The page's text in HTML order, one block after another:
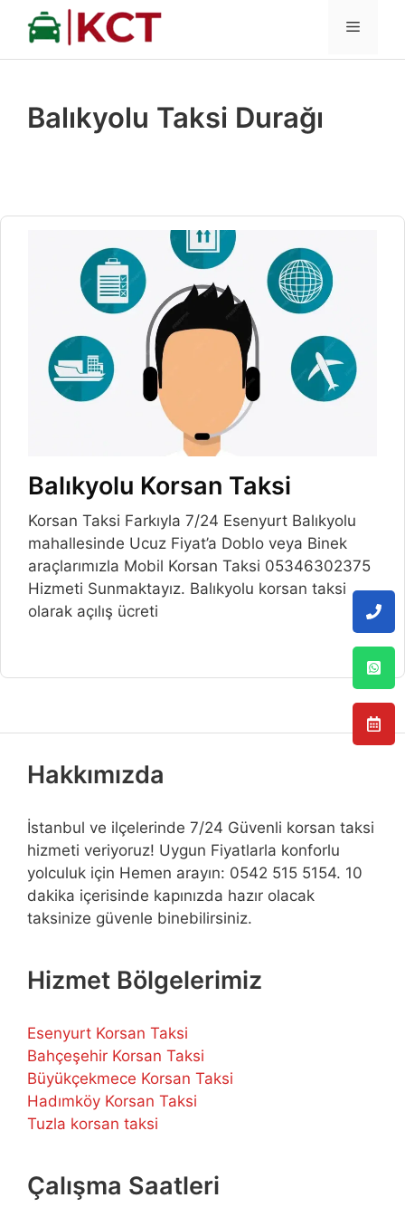
İçeriğe
MENÜ
Balıkyolu Taksi Durağı
Balıkyolu Korsan Taksi
Korsan Taksi Farkıyla 7/24 Esenyurt Balıkyolu
mahallesinde Ucuz Fiyat’a Doblo veya Binek
araçlarımızla Mobil Korsan Taksi 05346302375
Hizmeti Sunmaktayız. Balıkyolu korsan taksi
olarak açılış ücreti
Hakkımızda
İstanbul ve ilçelerinde 7/24 Güvenli korsan taksi
hizmeti veriyoruz! Uygun Fiyatlarla konforlu
yolculuk için Hemen arayın: 0542 515 5154. 10
dakika içerisinde kapınızda hazır olacak
taksinize güvenle binebilirsiniz.
Hizmet Bölgelerimiz
Esenyurt Korsan Taksi
Bahçeşehir Korsan Taksi
Büyükçekmece Korsan Taksi
Hadımköy Korsan Taksi
Tuzla korsan taksi
Çalışma Saatleri